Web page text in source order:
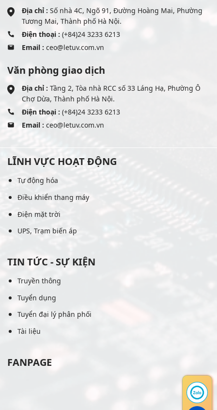
Địa chỉ : Số nhà 4C, Ngõ 91, Đường Hoàng Mai, Phường
Tương Mai, Thành phố Hà Nội.
Điện thoại : (+84)24 3233 6213
Email : ceo@letuv.com.vn
Văn phòng giao dịch
Địa chỉ : Tầng 2, Tòa nhà RCC số 33 Láng Hạ, Phường Ô
Chợ Dừa, Thành phố Hà Nội.
Điện thoại : (+84)24 3233 6213
Email : ceo@letuv.com.vn
LĨNH VỰC HOẠT ĐỘNG
Tự động hóa
Điều khiển thang máy
Điện mặt trời
UPS, Trạm biến áp
TIN TỨC - SỰ KIỆN
Truyền thông
Tuyển dụng
Tuyển đại lý phân phối
Tài liệu
FANPAGE